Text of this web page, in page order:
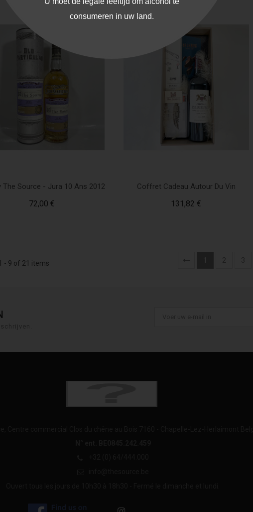
The Source - Jura 10 Ans 2012
72,00 €
Coffret Cadeau Autour Du Vin
131,82 €
2 3
- 9 of 21 items
consumeren in uw land.